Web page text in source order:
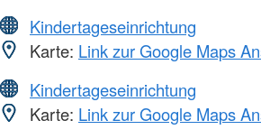
Kindertageseinrichtung
Karte: Link zur Google Maps
Kindertageseinrichtung
Karte: Link zur Google Maps